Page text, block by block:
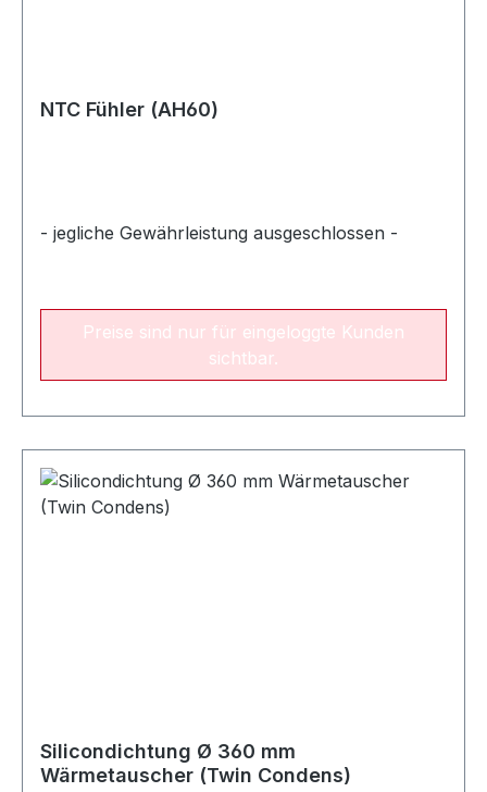
NTC Fühler (AH60)
- jegliche Gewährleistung ausgeschlossen -
Preise sind nur für eingeloggte Kunden
sichtbar.
Silicondichtung Ø 360 mm
Wärmetauscher (Twin Condens)